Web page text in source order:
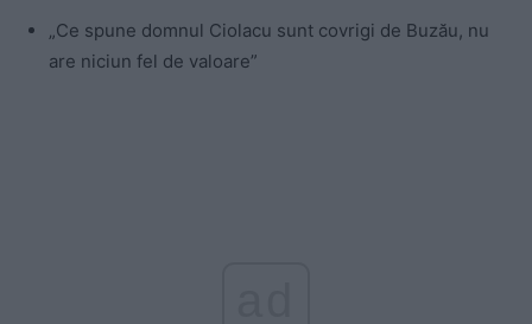
„Ce spune domnul Ciolacu sunt covrigi de Buzău, nu
are niciun fel de valoare”